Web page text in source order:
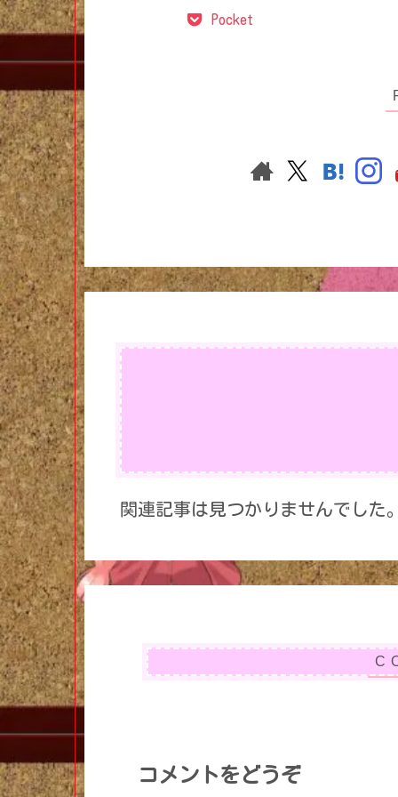
Pocket
関連記事は見つかりませんでした
コメントをどうぞ